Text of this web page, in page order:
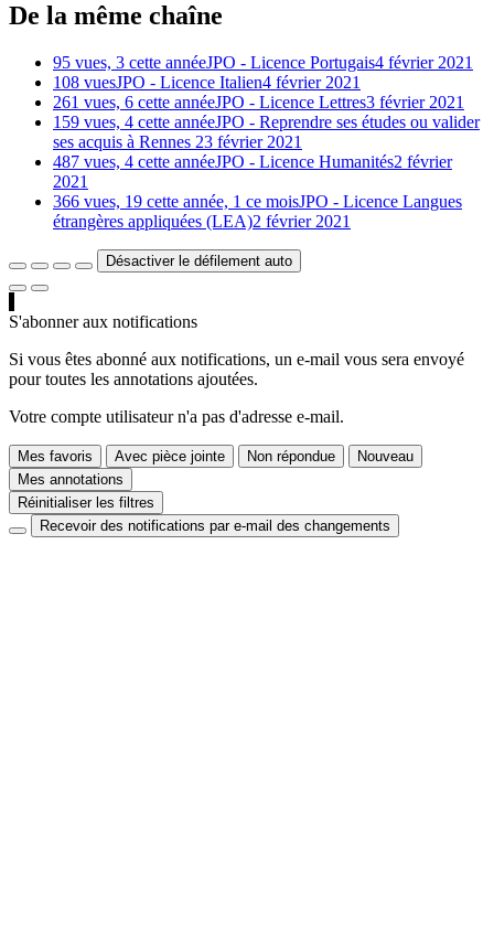
De la même chaîne
95 vues, 3 cette annéeJPO - Licence Portugais4 février 2021
108 vuesJPO - Licence Italien4 février 2021
261 vues, 6 cette annéeJPO - Licence Lettres3 février 2021
159 vues, 4 cette annéeJPO - Reprendre ses études ou valider
ses acquis à Rennes 23 février 2021
487 vues, 4 cette annéeJPO - Licence Humanités2 février
2021
366 vues, 19 cette année, 1 ce moisJPO - Licence Langues
étrangères appliquées (LEA)2 février 2021
Désactiver le défilement auto
S'abonner aux notifications
Si vous êtes abonné aux notifications, un e-mail vous sera envoyé
pour toutes les annotations ajoutées.
Votre compte utilisateur n'a pas d'adresse e-mail.
Mes favoris Avec pièce jointe Non répondue
Nouveau
Mes annotations
Réinitialiser les filtres
Recevoir des notifications par e-mail des changements